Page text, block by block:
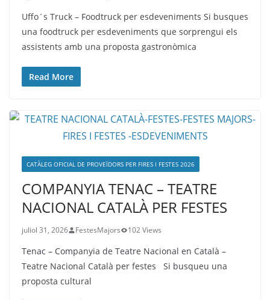
Uffo´s Truck – Foodtruck per esdeveniments Si busques
una foodtruck per esdeveniments que sorprengui els
assistents amb una proposta gastronòmica
Read More
CATÀLEG OFICIAL DE PROVEÏDORS PER FIRES I FESTES 2026
COMPANYIA TENAC – TEATRE
NACIONAL CATALÀ PER FESTES
juliol 31, 2026 FestesMajors 102 Views
Tenac – Companyia de Teatre Nacional en Català –
Teatre Nacional Català per festes Si busqueu una
proposta cultural